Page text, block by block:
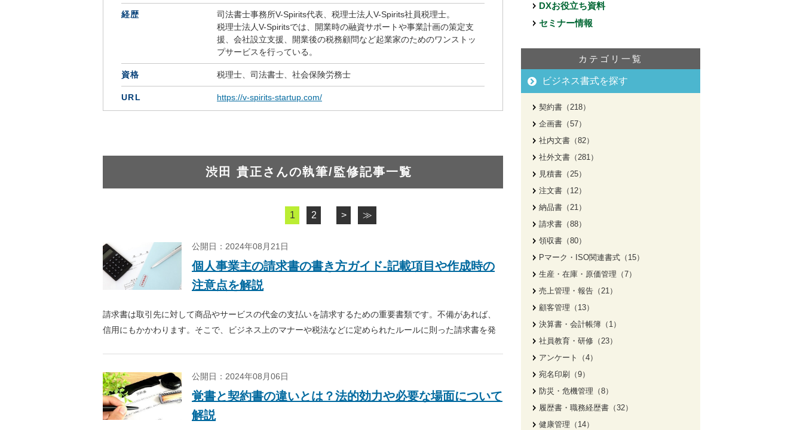
経歴
司法書士事務所V-Spirits代表、税理士法人V-Spirits社員税理士。
税理士法人V-Spiritsでは、開業時の融資サポートや事業計画の策定支
援、会社設立支援、開業後の税務顧問など起業家のためのワンストッ
プサービスを行っている。
資格 税理士、司法書士、社会保険労務士
URL https://v-spirits-startup.com/
渋田 貴正さんの執筆/監修記事一覧
1 2 > ≫
公開日：2024年08月21日
個人事業主の請求書の書き方ガイド-記載項目や作成時の
注意点を解説
請求書は取引先に対して商品やサービスの代金の支払いを請求するための重要書類です。不備があれば、
信用にもかかわります。そこで、ビジネス上のマナーや税法などに定められたルールに則った請求書を発
公開日：2024年08月06日
覚書と契約書の違いとは？法的効力や必要な場面について
解説
DXお役立ち資料
セミナー情報
カテゴリ一覧
ビジネス書式を探す
契約書（218）
企画書（57）
社内文書（82）
社外文書（281）
見積書（25）
注文書（12）
納品書（21）
請求書（88）
領収書（80）
Pマーク・ISO関連書式（15）
生産・在庫・原価管理（7）
売上管理・報告（21）
顧客管理（13）
決算書・会計帳簿（1）
社員教育・研修（23）
アンケート（4）
宛名印刷（9）
防災・危機管理（8）
履歴書・職務経歴書（32）
健康管理（14）